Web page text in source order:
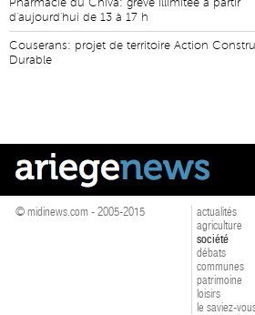
Pharmacie du Chiva: grève illimitée à partir
d'aujourd'hui de 13 à 17 h
Couserans: projet de territoire Action
Durable
© midinews.com - 2005-2015
actualités
agriculture
société
débats
communes
patrimoine
loisirs
le saviez-